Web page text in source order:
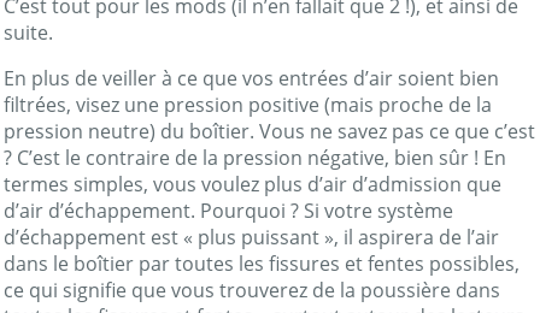
C’est tout pour les mods (il n’en fallait que 2 !), et ainsi de
suite.
En plus de veiller à ce que vos entrées d’air soient bien
filtrées, visez une pression positive (mais proche de la
pression neutre) du boîtier. Vous ne savez pas ce que c’est
? C’est le contraire de la pression négative, bien sûr ! En
termes simples, vous voulez plus d’air d’admission que
d’air d’échappement. Pourquoi ? Si votre système
d’échappement est « plus puissant », il aspirera de l’air
dans le boîtier par toutes les fissures et fentes possibles,
ce qui signifie que vous trouverez de la poussière dans